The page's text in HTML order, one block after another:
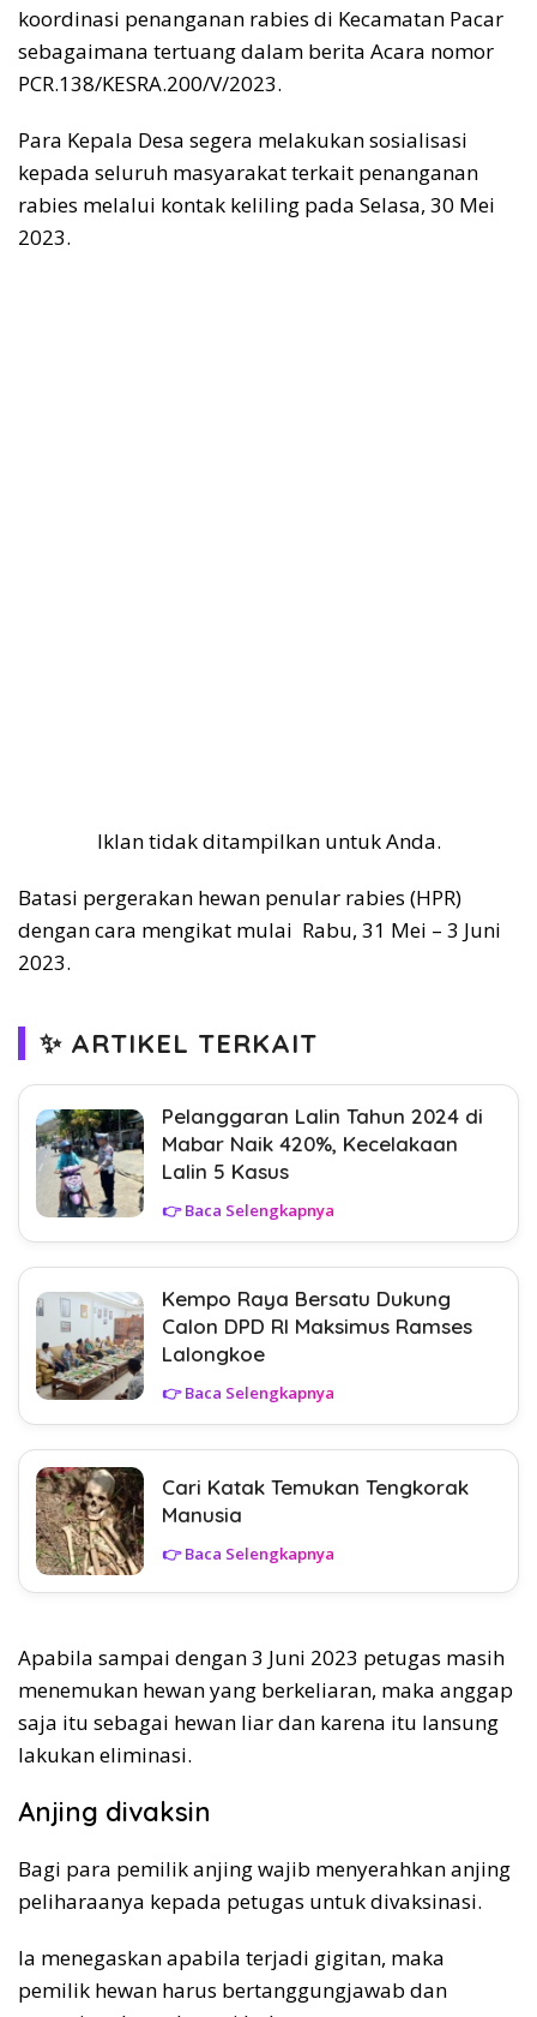
koordinasi penanganan rabies di Kecamatan Pacar
sebagaimana tertuang dalam berita Acara nomor
PCR.138/KESRA.200/V/2023.
Para Kepala Desa segera melakukan sosialisasi
kepada seluruh masyarakat terkait penanganan
rabies melalui kontak keliling pada Selasa, 30 Mei
2023.
Iklan tidak ditampilkan untuk Anda.
Batasi pergerakan hewan penular rabies (HPR)
dengan cara mengikat mulai Rabu, 31 Mei – 3 Juni
2023.
✨ ARTIKEL TERKAIT
Pelanggaran Lalin Tahun 2024 di
Mabar Naik 420%, Kecelakaan
Lalin 5 Kasus
👉 Baca Selengkapnya
Kempo Raya Bersatu Dukung
Calon DPD RI Maksimus Ramses
Lalongkoe
👉 Baca Selengkapnya
Cari Katak Temukan Tengkorak
Manusia
👉 Baca Selengkapnya
Apabila sampai dengan 3 Juni 2023 petugas masih
menemukan hewan yang berkeliaran, maka anggap
saja itu sebagai hewan liar dan karena itu lansung
lakukan eliminasi.
Anjing divaksin
Bagi para pemilik anjing wajib menyerahkan anjing
peliharaanya kepada petugas untuk divaksinasi.
Ia menegaskan apabila terjadi gigitan, maka
pemilik hewan harus bertanggungjawab dan